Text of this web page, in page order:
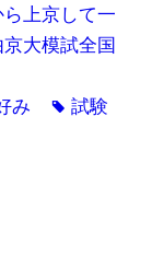
上京して一
大模試全国
み tag試験